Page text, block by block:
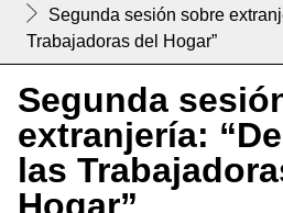
Segunda sesión sobre
Trabajadoras del Hogar”
Segunda
extranjería:
las